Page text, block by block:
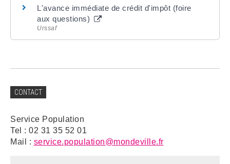
L'avance immédiate de crédit d'impôt (foire
aux questions)
Urssaf
CONTACT
Service Population
Tel : 02 31 35 52 01
Mail : service.population@mondeville.fr